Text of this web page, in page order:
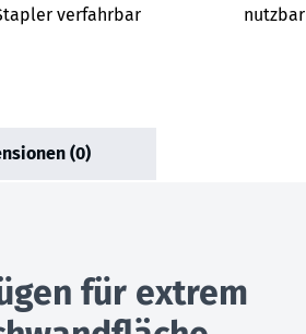
verfahrbar
nutzbar
(0)
für extrem